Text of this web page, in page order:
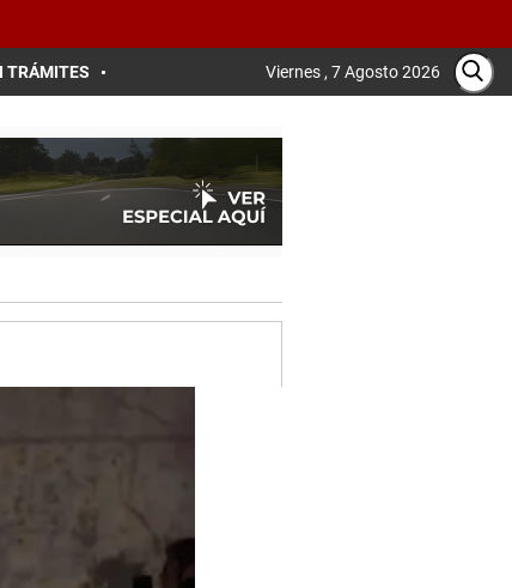
TRÁMITES Viernes , 7 Agosto 2026